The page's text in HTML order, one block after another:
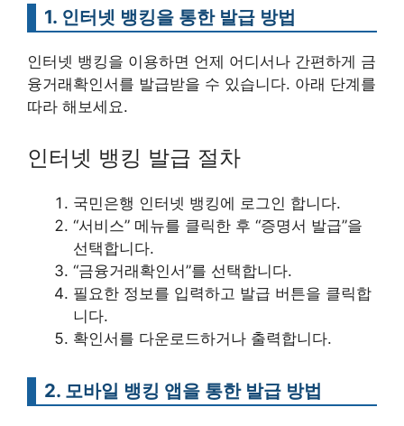
1. 인터넷 뱅킹을 통한 발급 방법
인터넷 뱅킹을 이용하면 언제 어디서나 간편하게 금
융거래확인서를 발급받을 수 있습니다. 아래 단계를
따라 해보세요.
인터넷 뱅킹 발급 절차
국민은행 인터넷 뱅킹에 로그인 합니다.
“서비스” 메뉴를 클릭한 후 “증명서 발급”을
선택합니다.
“금융거래확인서”를 선택합니다.
필요한 정보를 입력하고 발급 버튼을 클릭합
니다.
확인서를 다운로드하거나 출력합니다.
2. 모바일 뱅킹 앱을 통한 발급 방법